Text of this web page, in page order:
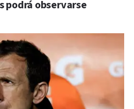
podrá observarse